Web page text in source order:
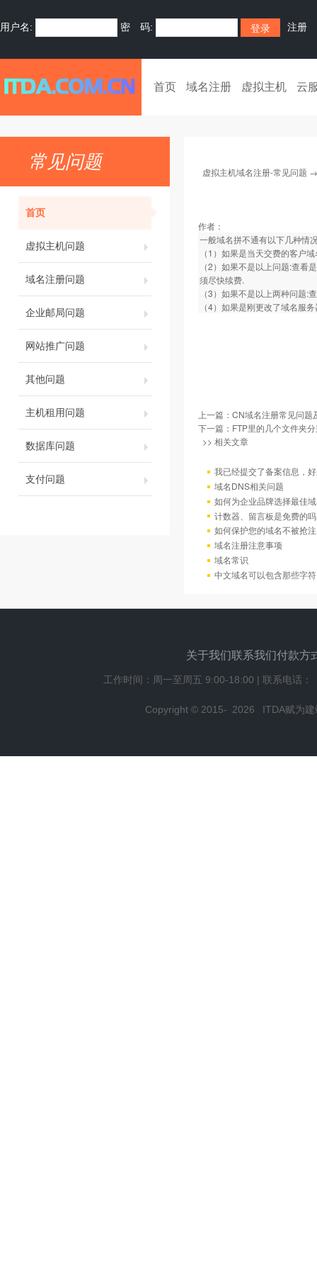
用户名: 密 码: 注册
首页 域名注册 虚拟主机 云
常见问题
首页
虚拟主机问题
域名注册问题
企业邮局问题
网站推广问题
其他问题
主机租用问题
数据库问题
支付问题
虚拟主机域名注册-常见问题
作者：
一般域名拼不通有以下几种情
（1）如果是当天交费的客户
（2）如果不是以上问题:查看
须尽快续费.
（3）如果不是以上两种问题:
（4）如果是刚更改了域名服
上一篇： CN域名注册常见问题
下一篇： FTP里的几个文件夹
>> 相关文章
我已经提交了备案信息，
域名DNS相关问题
如何为企业品牌选择最佳
计数器、留言板是免费的
如何保护您的域名不被抢注
域名注册注意事项
域名常识
中文域名可以包含那些字
关于我们联系我们付款方
工作时间：周一至周五 9:00-18:00 | 联系电话：
Copyright © 2015- 2026 ITDA赋为